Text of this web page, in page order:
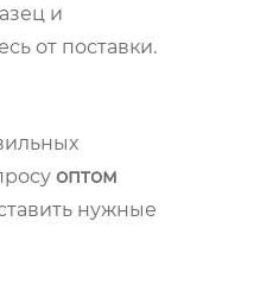
и
от поставки.
оптом
нужные